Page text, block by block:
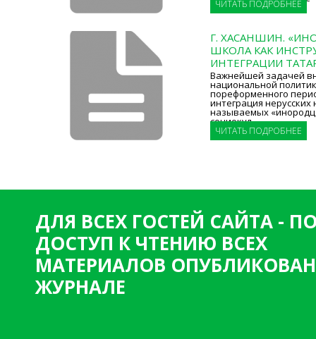
ЧИТАТЬ ПОДРОБНЕЕ
Г. ХАСАНШИН.
ШКОЛА КАК
ИНТЕГРАЦИИ
Важнейшей задачей
национальной
пореформенного
интеграция нерусских
называемых
социокул
ЧИТАТЬ ПОДРОБНЕЕ
ДЛЯ ВСЕХ ГОСТЕЙ САЙТА -
ДОСТУП К ЧТЕНИЮ ВСЕХ
МАТЕРИАЛОВ
ЖУРНАЛЕ